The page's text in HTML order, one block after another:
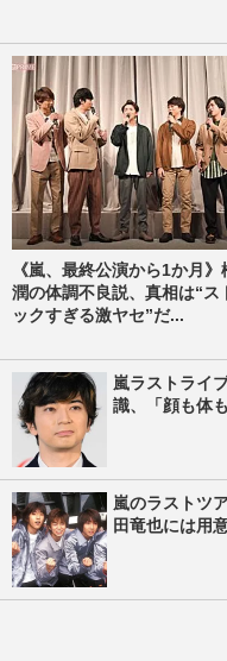
《嵐、最終公演から1か月》
潤の体調不良説、真相は“ス
ックすぎる激ヤセ”だ...
嵐ラストライ
識、「顔も体
嵐のラストツ
田竜也には用